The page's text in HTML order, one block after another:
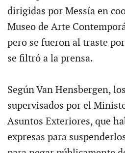
dirigidas por Messía en
Museo de Arte
pero se fueron al traste
se filtró a la prensa.
Según Van Hensbergen,
supervisados por el
Asuntos Exteriores, que
expresas para